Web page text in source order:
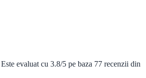
evaluat cu 3.8/5 pe baza 77 recenzii din